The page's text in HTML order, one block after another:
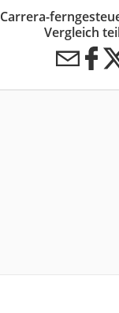
Carrera-
Vergleich